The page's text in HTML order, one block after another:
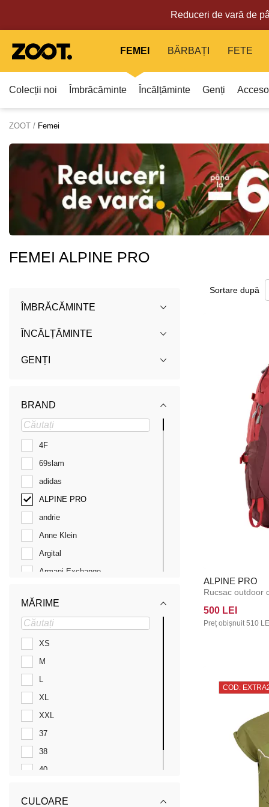
Reduceri de vară de
FEMEI
Colecții noi Îmbrăcăminte Încălțăminte Genți
BĂRBAȚI FETE
ZOOT Femei
FEMEI ALPINE PRO
Sortare după
ALPINE PRO
500 LEI
Preț obișnuit 510 LEI
COD:
ÎMBRĂCĂMINTE
ÎNCĂLȚĂMINTE
GENȚI
BRAND
4F
69slam
adidas
ALPINE PRO
andrie
Anne Klein
Argital
Armani Exchange
Atlantic
BAAGL
Be52
Bellinda
Benysøn
BIG STAR SHOES
Björn Borg
BMW
Bodylok
BOMA
MĂRIME
XS
M
L
XL
XXL
37
38
40
CULOARE